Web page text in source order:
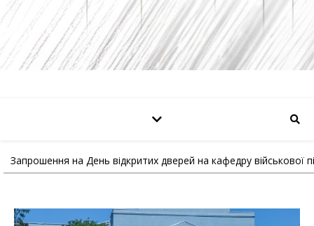
Запрошення на День відкритих дверей на кафедру військової